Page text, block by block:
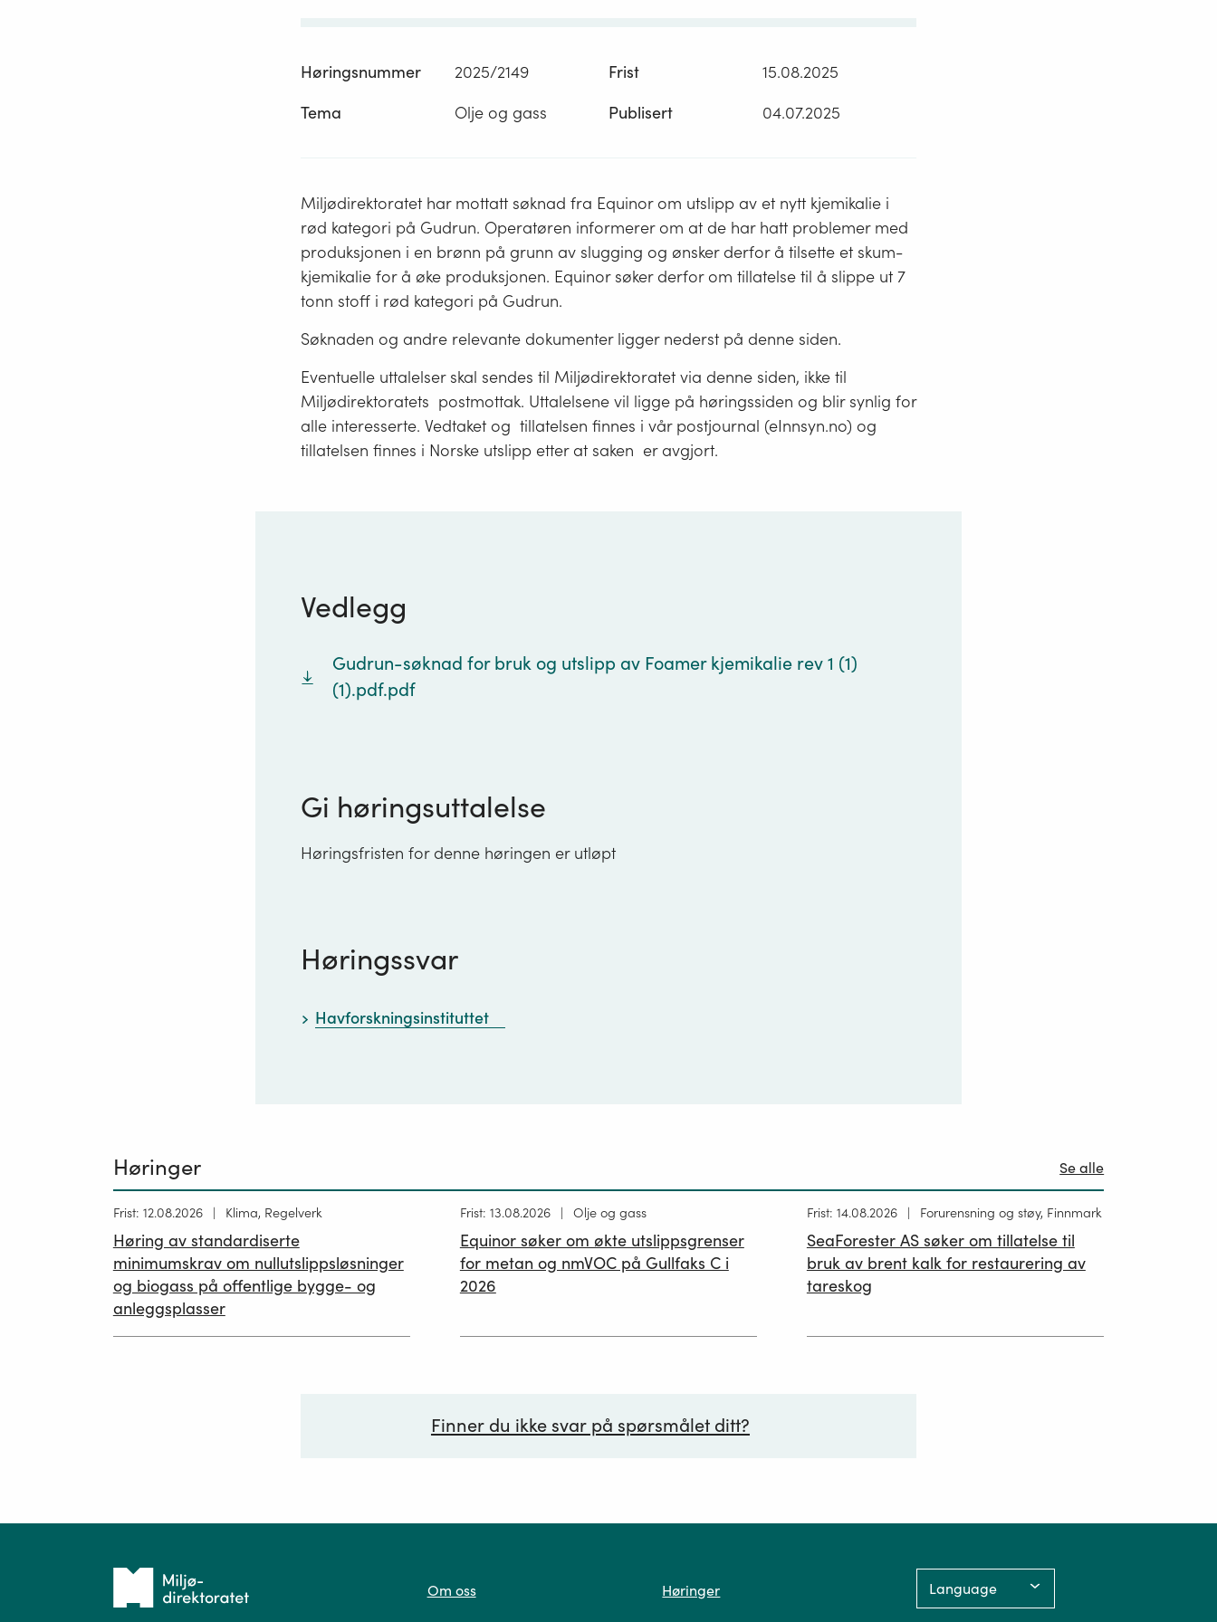
Høringsnummer 2025/2149 Frist
15.08.2025
Tema
Olje og gass Publisert 04.07.2025
Miljødirektoratet har mottatt søknad fra Equinor om utslipp av et nytt kjemikalie i
rød kategori på Gudrun. Operatøren informerer om at de har hatt problemer med
produksjonen i en brønn på grunn av slugging og ønsker derfor å tilsette et skum-
kjemikalie for å øke produksjonen. Equinor søker derfor om tillatelse til å slippe ut 7
tonn stoff i rød kategori på Gudrun.
Søknaden og andre relevante dokumenter ligger nederst på denne siden.
Eventuelle uttalelser skal sendes til Miljødirektoratet via denne siden, ikke til
Miljødirektoratets postmottak. Uttalelsene vil ligge på høringssiden og blir synlig for
alle interesserte. Vedtaket og tillatelsen finnes i vår postjournal (eInnsyn.no) og
tillatelsen finnes i Norske utslipp etter at saken er avgjort.
Vedlegg
Gudrun-søknad for bruk og utslipp av Foamer kjemikalie rev 1 (1)
(1).pdf.pdf
Gi høringsuttalelse
Høringsfristen for denne høringen er utløpt
Høringssvar
Havforskningsinstituttet
Høringer Se alle
Høring
publisert
12.05.2026
Frist: 12.08.2026 Klima, Regelverk
Høring av standardiserte
minimumskrav om nullutslippsløsninger
og biogass på offentlige bygge- og
anleggsplasser
Høring
publisert
02.07.2026
Frist: 13.08.2026 Olje og gass
Equinor søker om økte utslippsgrenser
for metan og nmVOC på Gullfaks C i
2026
Høring
publisert
19.06.2026
Frist: 14.08.2026 Forurensning og støy, Finnmark
SeaForester AS søker om tillatelse til
bruk av brent kalk for restaurering av
tareskog
Finner du ikke svar på spørsmålet ditt?
Tilbake
Om oss Høringer